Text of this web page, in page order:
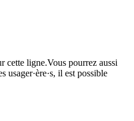
cette ligne.Vous pourrez aussi
usager·ère·s, il est possible